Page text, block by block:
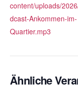
content/uploads/
dcast-Ankommen-im-
Quartier.mp3
Ähnliche